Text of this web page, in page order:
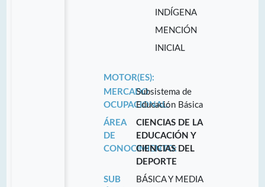
INDÍGENA
MENCIÓN
INICIAL
MOTOR(ES):
MERCADO
OCUPACIONAL:
Subsistema de
Educación Básica
ÁREA
DE
CONOCIMIENTO:
CIENCIAS DE LA
EDUCACIÓN Y
CIENCIAS DEL
DEPORTE
SUB
BÁSICA Y MEDIA